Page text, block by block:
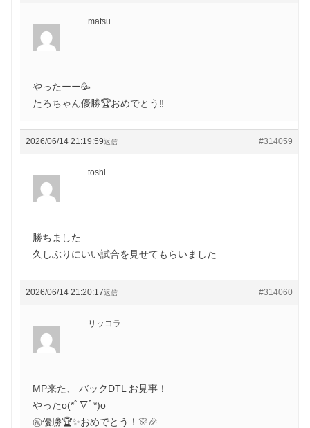
matsu
やったーー🥳
たろちゃん優勝🏆️おめでとう‼️
2026/06/14 21:19:59 #314059
返信
toshi
勝ちました
久しぶりにいい試合を見せてもらいました
2026/06/14 21:20:17 #314060
返信
リッコラ
MP来た、 バックDTL お見事！
やったo(*ﾟ▽ﾟ*)o
㊗️優勝🏆✨おめでとう！🎊🎉